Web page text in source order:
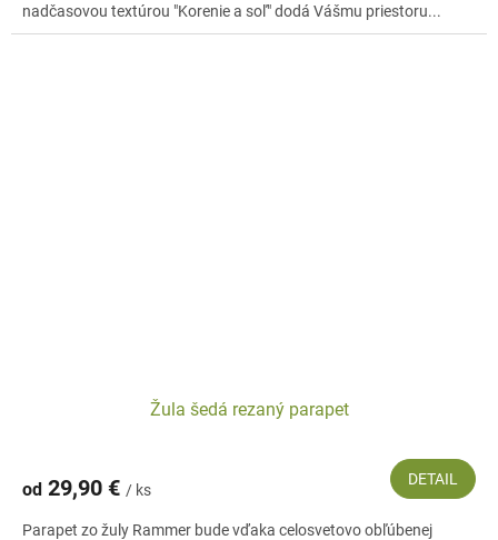
nadčasovou textúrou "Korenie a soľ" dodá Vášmu priestoru...
Žula šedá rezaný parapet
od 29,90 € / ks
DETAIL
Parapet zo žuly Rammer bude vďaka celosvetovo obľúbenej